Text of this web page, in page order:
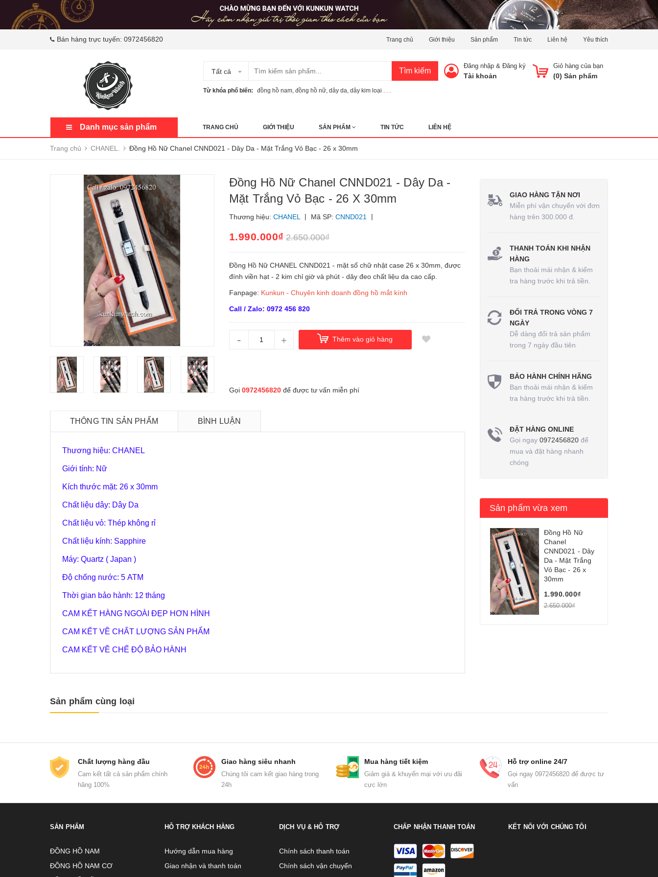
Bán hàng trực tuyến: 0972456820 Trang chủ Giới thiệu Sản phẩm Tin tức Liên hệ Yêu thích
Tất cả Tìm kiếm
Từ khóa phổ biến: đồng hồ nam đồng hồ nữ dây da dây kim loại . . .
Giỏ hàng của bạn
(0) Sản phẩm
Đăng nhập & Đăng ký
Tài khoản
Danh mục sản phẩm TRANG CHỦ GIỚI THIỆU SẢN PHẨM TIN TỨC LIÊN HỆ
Trang chủ CHANEL. Đồng Hồ Nữ Chanel CNND021 - Dây Da - Mặt Trắng Vỏ Bạc - 26 x 30mm
Đồng Hồ Nữ Chanel CNND021 - Dây Da -
Mặt Trắng Vỏ Bạc - 26 X 30mm
Thương hiệu: CHANEL | Mã SP: CNND021 |
1.990.000₫ 2.650.000₫
Đồng Hồ Nữ CHANEL CNND021 - mặt số chữ nhật case 26 x 30mm, được
đính viền hạt - 2 kim chỉ giờ và phút - dây đeo chất liệu da cao cấp.
Fanpage: Kunkun - Chuyên kinh doanh đồng hồ mắt kính
Call / Zalo: 0972 456 820
- + Thêm vào giỏ hàng
Gọi 0972456820để được tư vấn miễn phí
THÔNG TIN SẢN PHẨM BÌNH LUẬN
Thương hiệu: CHANEL
Giới tính: Nữ
Kích thước mặt: 26 x 30mm
Chất liệu dây: Dây Da
Chất liệu vỏ: Thép không rỉ
Chất liệu kính: Sapphire
Máy: Quartz ( Japan )
Độ chống nước: 5 ATM
Thời gian bảo hành: 12 tháng
CAM KẾT HÀNG NGOÀI ĐẸP HƠN HÌNH
CAM KẾT VỀ CHẤT LƯỢNG SẢN PHẨM
CAM KẾT VỀ CHẾ ĐỘ BẢO HÀNH
GIAO HÀNG TẬN NƠI
Miễn phí vận chuyển với đơn
hàng trên 300.000 đ.
THANH TOÁN KHI NHẬN
HÀNG
Bạn thoải mái nhận & kiểm
tra hàng trước khi trả tiền.
ĐỔI TRẢ TRONG VÒNG 7
NGÀY
Dễ dàng đổi trả sản phẩm
trong 7 ngày đầu tiên
BẢO HÀNH CHÍNH HÃNG
Bạn thoải mái nhận & kiểm
tra hàng trước khi trả tiền.
ĐẶT HÀNG ONLINE
Gọi ngay 0972456820để
mua và đặt hàng nhanh
chóng
Sản phẩm vừa xem
Đồng Hồ Nữ
Chanel
CNND021 - Dây
Da - Mặt Trắng
Vỏ Bạc - 26 x
30mm
1.990.000₫
2.650.000₫
Sản phẩm cùng loại
Chất lượng hàng đầu
Cam kết tất cả sản phẩm chính
hãng 100%
Giao hàng siêu nhanh
Chúng tôi cam kết giao hàng trong
24h
Mua hàng tiết kiệm
Giảm giá & khuyến mại với ưu đãi
cực lớn
Hỗ trợ online 24/7
Gọi ngay 0972456820 để được tư
vấn
SẢN PHẨM
ĐỒNG HỒ NAM
ĐỒNG HỒ NAM CƠ
HỖ TRỢ KHÁCH HÀNG
Hướng dẫn mua hàng
Giao nhận và thanh toán
DỊCH VỤ & HỖ TRỢ
Chính sách thanh toán
Chính sách vận chuyển
CHẤP NHẬN THANH TOÁN KẾT NỐI VỚI CHÚNG TÔI